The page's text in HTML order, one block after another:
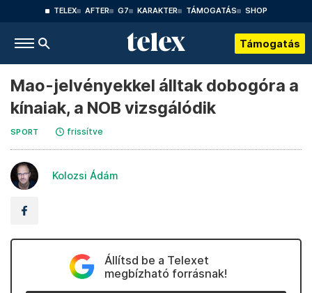
TELEX AFTER G7 KARAKTER TÁMOGATÁS SHOP
Támogatás
Mao-jelvényekkel álltak dobogóra a
kínaiak, a NOB vizsgálódik
SPORT frissítve
Kolozsi Ádám
Állítsd be a Telexet
megbízható forrásnak!